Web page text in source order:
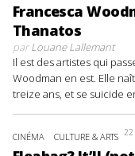
Francesca
Thanatos
parLouane Lallemant
Il est des artistes qui
Woodman en est. Elle
treize ans, et se suicide
CINÉMA CULTURE & ARTS 22